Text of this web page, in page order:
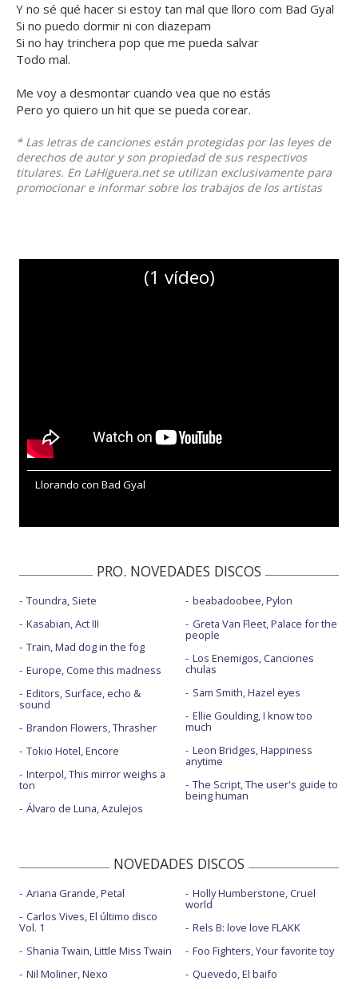
Y no sé qué hacer si estoy tan mal que lloro com Bad Gyal
Si no puedo dormir ni con diazepam
Si no hay trinchera pop que me pueda salvar
Todo mal.
Me voy a desmontar cuando vea que no estás
Pero yo quiero un hit que se pueda corear.
* Las letras de canciones están protegidas por las leyes de
derechos de autor y son propiedad de sus respectivos
titulares. En LaHiguera.net se utilizan exclusivamente para
promocionar e informar sobre los trabajos de los artistas
(1 vídeo)
Llorando con Bad Gyal
PRO. NOVEDADES DISCOS
Toundra, Siete
Kasabian, Act III
Train, Mad dog in the fog
Europe, Come this madness
Editors, Surface, echo &
sound
Brandon Flowers, Thrasher
Tokio Hotel, Encore
Interpol, This mirror weighs a
ton
Álvaro de Luna, Azulejos
beabadoobee, Pylon
Greta Van Fleet, Palace for the
people
Los Enemigos, Canciones
chulas
Sam Smith, Hazel eyes
Ellie Goulding, I know too
much
Leon Bridges, Happiness
anytime
The Script, The user's guide to
being human
NOVEDADES DISCOS
Ariana Grande, Petal
Carlos Vives, El último disco
Vol. 1
Shania Twain, Little Miss Twain
Nil Moliner, Nexo
Holly Humberstone, Cruel
world
Rels B: love love FLAKK
Foo Fighters, Your favorite toy
Quevedo, El baifo